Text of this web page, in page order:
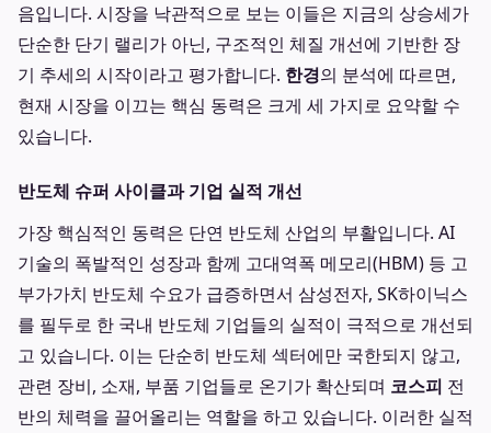
음입니다. 시장을 낙관적으로 보는 이들은 지금의 상승세가
단순한 단기 랠리가 아닌, 구조적인 체질 개선에 기반한 장
기 추세의 시작이라고 평가합니다. 한경의 분석에 따르면,
현재 시장을 이끄는 핵심 동력은 크게 세 가지로 요약할 수
있습니다.
반도체 슈퍼 사이클과 기업 실적 개선
가장 핵심적인 동력은 단연 반도체 산업의 부활입니다. AI
기술의 폭발적인 성장과 함께 고대역폭 메모리(HBM) 등 고
부가가치 반도체 수요가 급증하면서 삼성전자, SK하이닉스
를 필두로 한 국내 반도체 기업들의 실적이 극적으로 개선되
고 있습니다. 이는 단순히 반도체 섹터에만 국한되지 않고,
관련 장비, 소재, 부품 기업들로 온기가 확산되며 코스피 전
반의 체력을 끌어올리는 역할을 하고 있습니다. 이러한 실적